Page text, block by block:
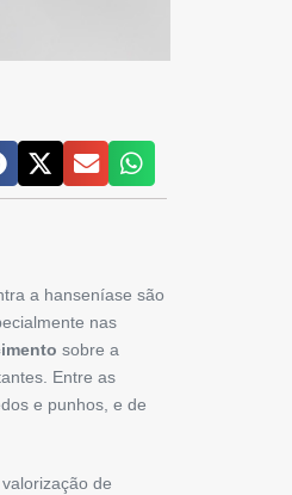
a hanseníase são
nas
sobre a
Entre as
e punhos, e de
de